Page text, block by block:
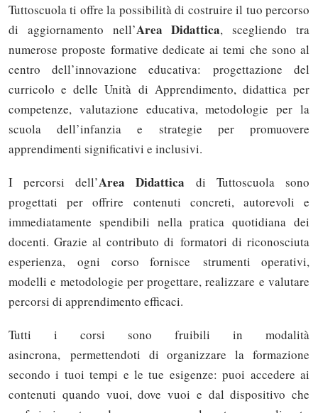
Tuttoscuola ti offre la possibilità di costruire il tuo percorso
di aggiornamento nell’Area Didattica, scegliendo tra
numerose proposte formative dedicate ai temi che sono al
centro dell’innovazione educativa: progettazione del
curricolo e delle Unità di Apprendimento, didattica per
competenze, valutazione educativa, metodologie per la
scuola dell’infanzia e strategie per promuovere
apprendimenti significativi e inclusivi.
I percorsi dell’Area Didattica di Tuttoscuola sono
progettati per offrire contenuti concreti, autorevoli e
immediatamente spendibili nella pratica quotidiana dei
docenti. Grazie al contributo di formatori di riconosciuta
esperienza, ogni corso fornisce strumenti operativi,
modelli e metodologie per progettare, realizzare e valutare
percorsi di apprendimento efficaci.
Tutti i corsi sono fruibili in modalità
asincrona, permettendoti di organizzare la formazione
secondo i tuoi tempi e le tue esigenze: puoi accedere ai
contenuti quando vuoi, dove vuoi e dal dispositivo che